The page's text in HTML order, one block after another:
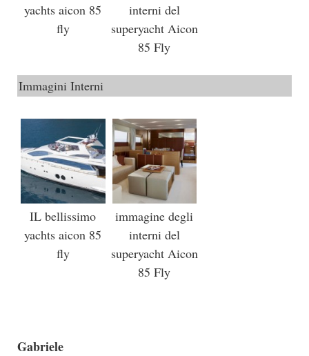
yachts aicon 85
fly
interni del
superyacht Aicon
85 Fly
Immagini Interni
IL bellissimo
yachts aicon 85
fly
immagine degli
interni del
superyacht Aicon
85 Fly
Gabriele